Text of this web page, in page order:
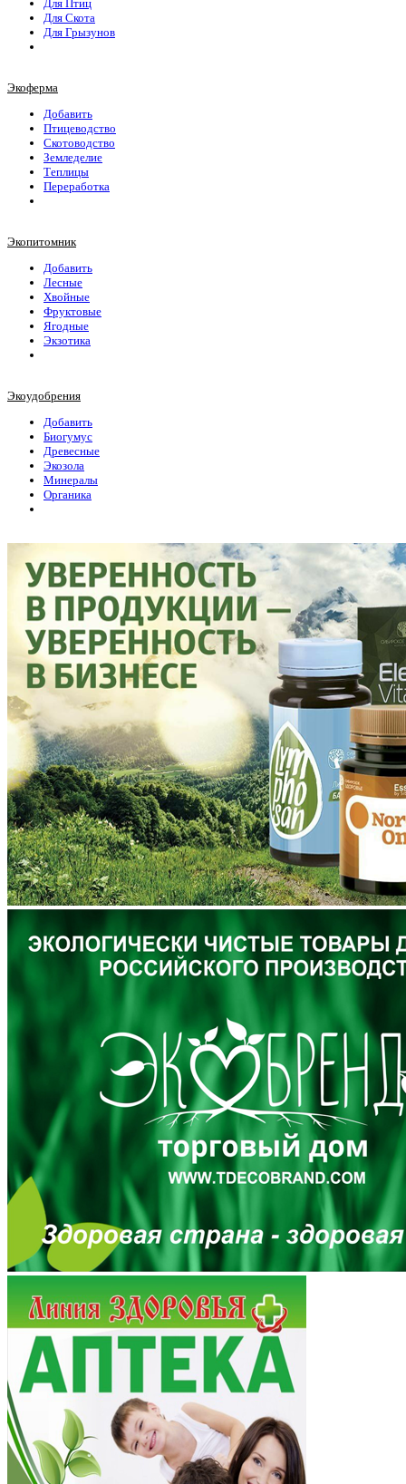
Для Птиц
Для Скота
Для Грызунов
Экоферма
Добавить
Птицеводство
Скотоводство
Земледелие
Теплицы
Переработка
Экопитомник
Добавить
Лесные
Хвойные
Фруктовые
Ягодные
Экзотика
Экоудобрения
Добавить
Биогумус
Древесные
Экозола
Минералы
Органика